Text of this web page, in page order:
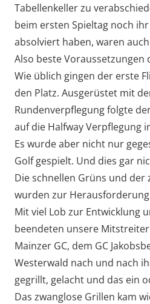
Tabellenkeller zu
beim ersten Spieltag noch
absolviert haben, waren
Also beste Voraussetzungen
Wie üblich gingen der erste
den Platz. Ausgerüstet mit
Rundenverpflegung folgte
auf die Halfway Verpflegung
Es wurde aber nicht nur
Golf gespielt. Und dies gar
Die schnellen Grüns und der
wurden zur
Mit viel Lob zur Entwicklung
beendeten unsere Mitstreiter
Mainzer GC, dem GC
Westerwald nach und nach
gegrillt, gelacht und das ein
Das zwanglose Grillen kam